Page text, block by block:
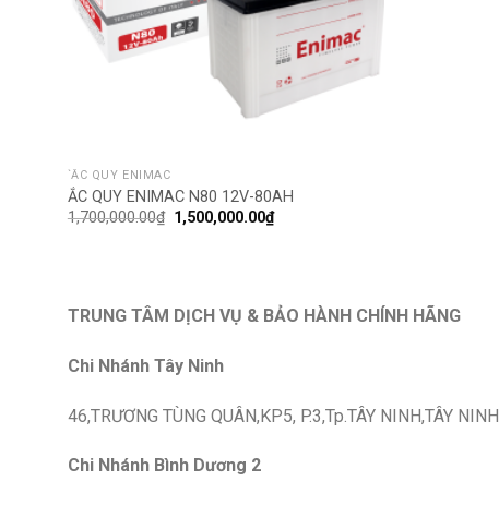
`ẮC QUY ENIMAC
ẮC QUY ENIMAC N80 12V-80AH
1,700,000.00₫ 1,500,000.00₫
TRUNG TÂM DỊCH VỤ & BẢO HÀNH CHÍNH HÃNG
Chi Nhánh Tây Ninh
46,TRƯƠNG TÙNG QUÂN,KP5, P.3,Tp.TÂY NINH,TÂY NINH.
Chi Nhánh Bình Dương 2